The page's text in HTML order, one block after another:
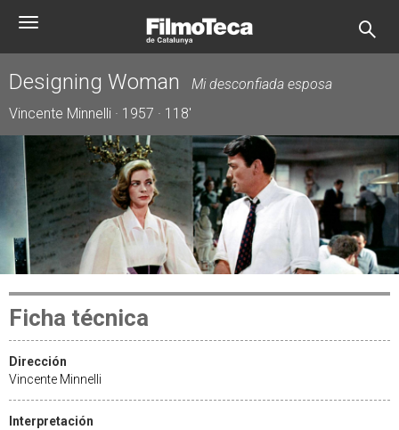
Toggle
Designing Woman
Mi desconfiada esposa
Vincente Minnelli · 1957 · 118'
Ficha técnica
Dirección
Vincente Minnelli
Interpretación